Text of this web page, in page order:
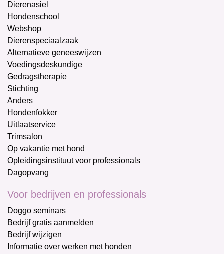
Dierenasiel
Hondenschool
Webshop
Dierenspeciaalzaak
Alternatieve geneeswijzen
Voedingsdeskundige
Gedragstherapie
Stichting
Anders
Hondenfokker
Uitlaatservice
Trimsalon
Op vakantie met hond
Opleidingsinstituut voor professionals
Dagopvang
Voor bedrijven en professionals
Doggo seminars
Bedrijf gratis aanmelden
Bedrijf wijzigen
Informatie over werken met honden